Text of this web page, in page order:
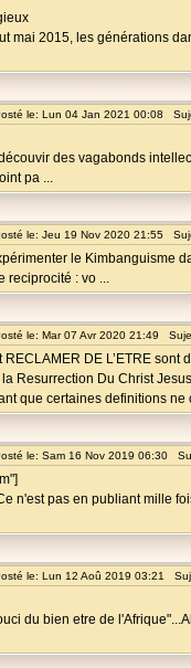
mai 2015, les générations
le: Lun 04 Jan 2021 00:08
des vagabonds
pa ...
le: Jeu 19 Nov 2020 21:55
le Kimbanguisme
reciprocité : vo ...
le: Mar 07 Avr 2020 21:49
RECLAMER DE L’ETRE sont
Resurrection Du Christ
que certaines definitions ne
le: Sam 16 Nov 2019 06:30
n'est pas en publiant mille
le: Lun 12 Aoû 2019 03:21
du bien etre de